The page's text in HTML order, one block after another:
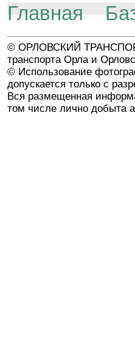
Главная
© ОРЛОВСКИЙ
транспорта Орла и
© Использование
допускается только с
Вся размещенная
том числе лично добыта